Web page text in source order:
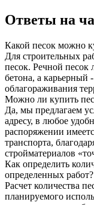
Ответы на
Какой песок можно
Для строительных
песок. Речной песок
бетона, а
облагораживания
Можно ли купить
Да, мы предлагаем
адресу, в любое
распоряжении
транспорта,
стройматериалов
Как определить
определенных работ?
Расчет количества
планируемого